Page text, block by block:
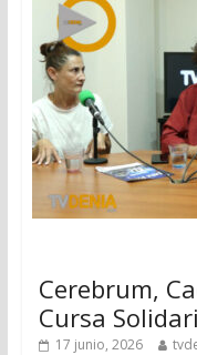
Cerebrum,
Cursa
17 junio, 2026